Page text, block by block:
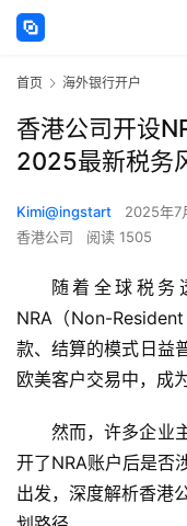
首页 海外银行开户
香港公司开设
2025最新税务
Kimi@ingstart 2025年7
香港公司
阅读 1505
随着全球税务
NRA（Non-
款、结算的模式日益
欧美客户交易中，成
然而，许多企业
开了NRA账户后是否
出发，深度解析香港